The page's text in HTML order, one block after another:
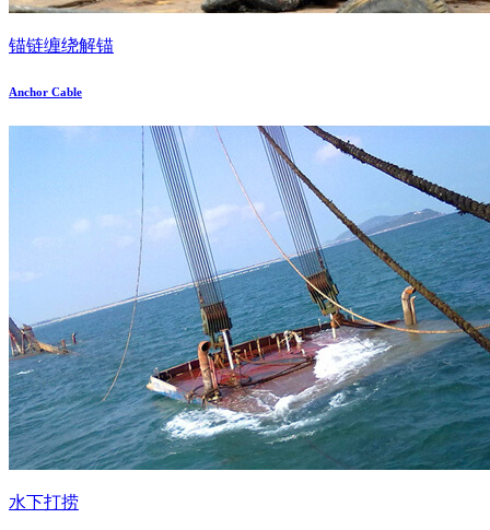
锚链缠绕解锚
Anchor Cable
水下打捞